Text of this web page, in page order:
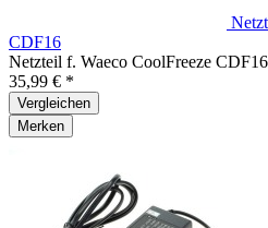
CDF16
Netzteil f. Waeco CoolFreeze CDF16
35,99 € *
Vergleichen
Merken